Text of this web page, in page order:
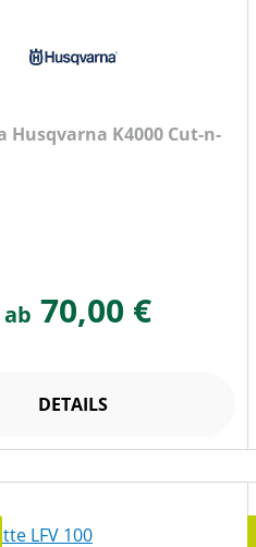
Husqvarna K4000 Cut-n-
70,00 €
DETAILS